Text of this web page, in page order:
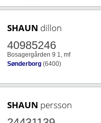
SHAUN dillon
40985246
Bosagergården 9 1, mf
Sønderborg (6400)
SHAUN persson